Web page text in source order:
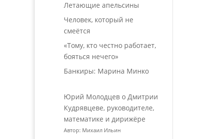
Летающие апельсины
Человек, который не
смеётся
«Тому, кто честно работает,
бояться нечего»
Банкиры: Марина Минко
Юрий Молодцев о Дмитрии
Кудрявцеве, руководителе,
математике и дирижёре
Автор: Михаил Ильин